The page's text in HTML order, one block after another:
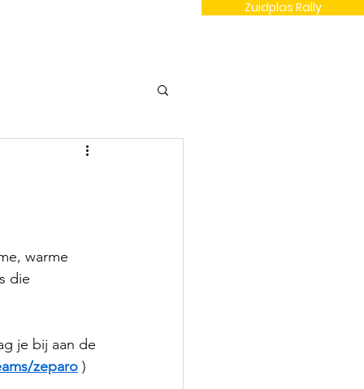
Zuidplas Rally
warme
die
je bij aan de
zeparo )